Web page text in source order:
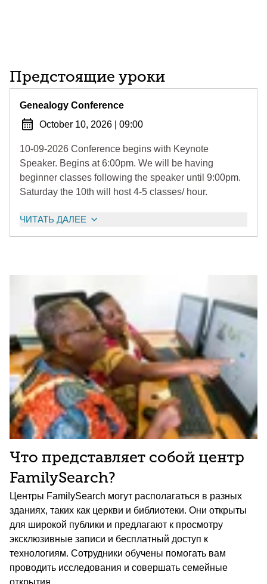
Предстоящие уроки
Genealogy Conference
October 10, 2026
09:00
10-09-2026 Conference begins with Keynote
Speaker. Begins at 6:00pm. We will be having
beginner classes following the speaker until 9:00pm.
Saturday the 10th will host 4-5 classes/ hour.
ЧИТАТЬ ДАЛЕЕ
Что представляет собой центр
FamilySearch?
Центры FamilySearch могут располагаться в разных
зданиях, таких как церкви и библиотеки. Они открыты
для широкой публики и предлагают к просмотру
эксклюзивные записи и бесплатный доступ к
технологиям. Сотрудники обучены помогать вам
проводить исследования и совершать семейные
открытия.